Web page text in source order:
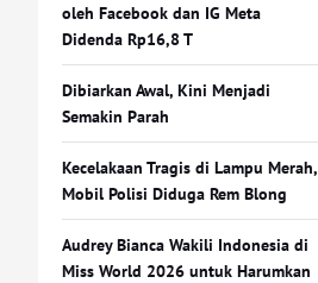
oleh Facebook dan IG Meta
Didenda Rp16,8 T
Dibiarkan Awal, Kini Menjadi
Semakin Parah
Kecelakaan Tragis di Lampu Merah,
Mobil Polisi Diduga Rem Blong
Audrey Bianca Wakili Indonesia di
Miss World 2026 untuk Harumkan